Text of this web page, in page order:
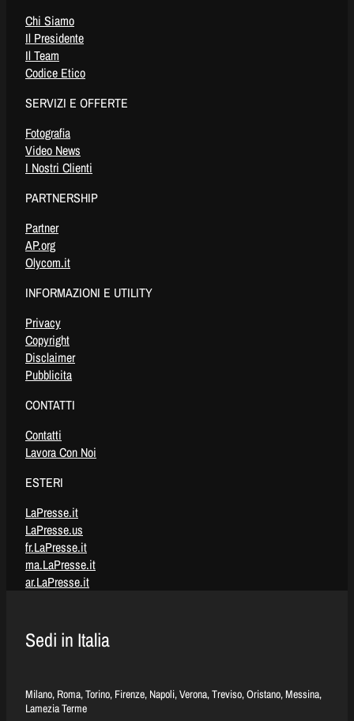
Chi Siamo
Il Presidente
Il Team
Codice Etico
SERVIZI E OFFERTE
Fotografia
Video News
I Nostri Clienti
PARTNERSHIP
Partner
AP.org
Olycom.it
INFORMAZIONI E UTILITY
Privacy
Copyright
Disclaimer
Pubblicita
CONTATTI
Contatti
Lavora Con Noi
ESTERI
LaPresse.it
LaPresse.us
fr.LaPresse.it
ma.LaPresse.it
ar.LaPresse.it
Sedi in Italia
Milano, Roma, Torino, Firenze, Napoli, Verona, Treviso, Oristano, Messina,
Lamezia Terme